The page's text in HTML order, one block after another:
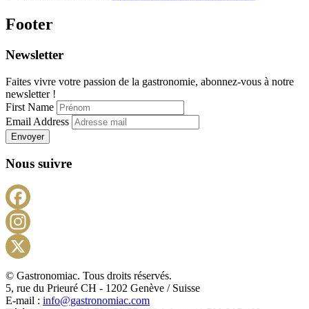
Footer
Newsletter
Faites vivre votre passion de la gastronomie, abonnez-vous à notre
newsletter !
First Name
Email Address
Envoyer
Nous suivre
X
© Gastronomiac. Tous droits réservés.
5, rue du Prieuré CH - 1202 Genève / Suisse
E-mail : info@gastronomiac.com